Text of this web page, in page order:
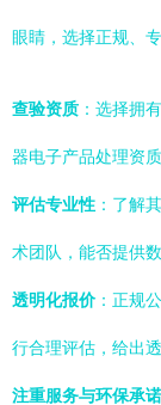
眼睛，选择正规、
查验资质 ：选择拥
器电子产品处理资
评估专业性 ：了解
术团队，能否提供
透明化报价：正规
行合理评估，给出
注重服务与环保承诺